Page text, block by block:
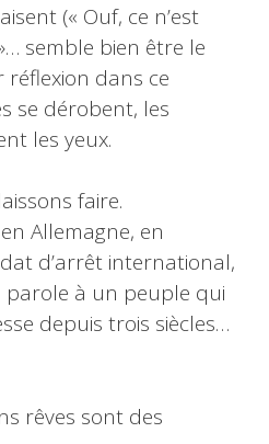
(« Ouf, ce n’est
semble bien être le
dans ce
se dérobent, les
les yeux.
faire.
Allemagne, en
d’arrêt international,
à un peuple qui
depuis trois siècles…
rêves sont des